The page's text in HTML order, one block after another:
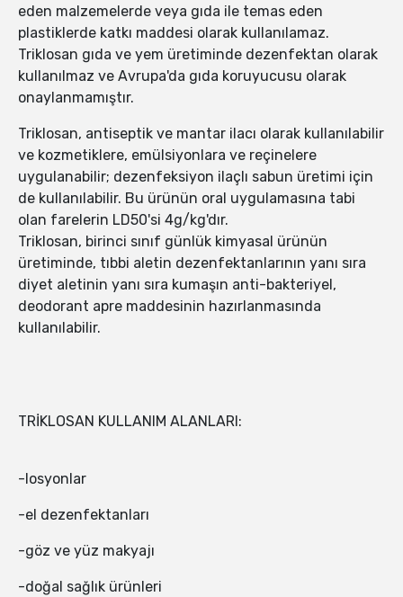
eden malzemelerde veya gıda ile temas eden
plastiklerde katkı maddesi olarak kullanılamaz.
Triklosan gıda ve yem üretiminde dezenfektan olarak
kullanılmaz ve Avrupa'da gıda koruyucusu olarak
onaylanmamıştır.
Triklosan, antiseptik ve mantar ilacı olarak kullanılabilir
ve kozmetiklere, emülsiyonlara ve reçinelere
uygulanabilir; dezenfeksiyon ilaçlı sabun üretimi için
de kullanılabilir. Bu ürünün oral uygulamasına tabi
olan farelerin LD50'si 4g/kg'dır.
Triklosan, birinci sınıf günlük kimyasal ürünün
üretiminde, tıbbi aletin dezenfektanlarının yanı sıra
diyet aletinin yanı sıra kumaşın anti-bakteriyel,
deodorant apre maddesinin hazırlanmasında
kullanılabilir.
TRİKLOSAN KULLANIM ALANLARI:
-losyonlar
-el dezenfektanları
-göz ve yüz makyajı
-doğal sağlık ürünleri